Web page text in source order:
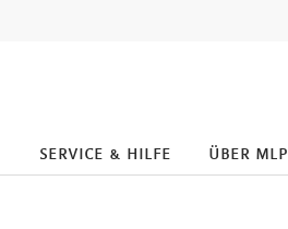
service & hilfe über mlp